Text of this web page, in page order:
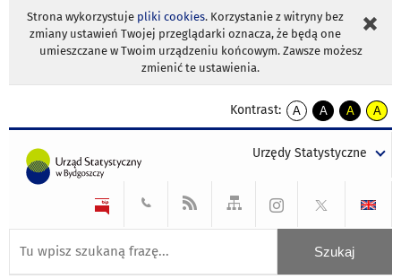
Strona wykorzystuje pliki cookies. Korzystanie z witryny bez
zmiany ustawień Twojej przeglądarki oznacza, że będą one
umieszczane w Twoim urządzeniu końcowym. Zawsze możesz
zmienić te ustawienia.
Kontrast:
A
kontrast
A
kontrast
tekst
czarnym
A
kontrast
tekst
czarnym
A
tekst
żółtym
Urzędy Statystyczne